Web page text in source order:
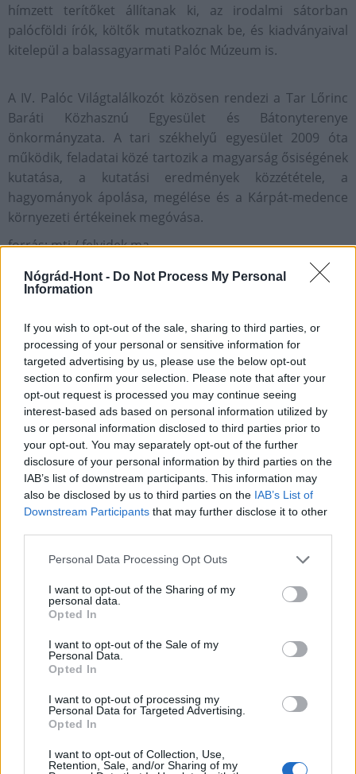
Nógrád-Hont - Do Not Process My Personal
Information
If you wish to opt-out of the sale, sharing to third parties, or
processing of your personal or sensitive information for
targeted advertising by us, please use the below opt-out
section to confirm your selection. Please note that after your
opt-out request is processed you may continue seeing
interest-based ads based on personal information utilized by
us or personal information disclosed to third parties prior to
your opt-out. You may separately opt-out of the further
disclosure of your personal information by third parties on the
IAB’s list of downstream participants. This information may
also be disclosed by us to third parties on the IAB’s List of
Downstream Participants that may further disclose it to other
Please note that this website/app uses one or more Google
not limited to your visit or usage behaviour. You may click to
grant or deny consent to Google and its third-party tags to
use your data for below specified purposes in below Google
consent section.
Personal Data Processing Opt Outs
I want to opt-out of the Sharing of my
personal data.
Opted In
I want to opt-out of the Sale of my
Personal Data.
Opted In
I want to opt-out of processing my
Personal Data for Targeted Advertising.
Opted In
I want to opt-out of Collection, Use,
Retention, Sale, and/or Sharing of my
hímzett terítőket állítanak ki, az irodalmi sátorban
palócföldi írók, költők mutatkoznak be, és kiadványaival
kitelepül a balassagyarmati Palóc Múzeum is.
A IV. Palóc Világtalálkozót közösen rendezi a Tar Lőrinc
Baráti Közhasznú Egyesület és Bátonyterenye
önkormányzata. A tari székhelyű egyesület 2009 óta
működik, feladatai közé tartozik a magyarság ősiségének
kutatása, a kutatási eredmények közzététele, a
hagyományok ápolása, megélése és a Kárpát-medence
környezeti értékeinek megóvása.
forrás: mti / felvidek.ma
AJÁNLJUK MÉG
MAGYAR ÉPÍTŐK
Aktuális
Történelmi táj, amelynek minden köve mesél –
megújul a tatai Angolkert
A projekt részeként megújulnak a területen található
műemlékek, köztük a különleges Műromok, valamint a közeli